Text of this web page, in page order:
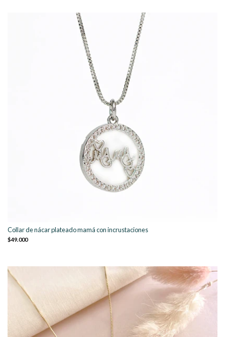
Collar de nácar plateado mamá con incrustaciones
$49.000